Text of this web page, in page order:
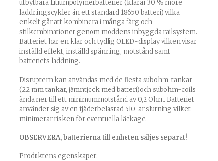
utbytbara Litiumpolymerbatterier (klarar 30 % more
laddningscykler än ett standard 18650 batteri) vilka
enkelt går att kombinera i många färg och
stilkombinationer genom moddens inbyggda railsystem.
Batteriet har en klar och tydlig OLED-display vilken visar
inställd effekt, inställd spänning, motstånd samt
batteriets laddning.
Disruptern kan användas med de flesta subohm-tankar
(22 mm tankar, jämntjock med batteri)och subohm-coils
ända ner till ett minimummotstånd av 0,2 Ohm. Batteriet
använder sig av en fjäderbelastad 510-anslutning vilket
minimerar risken för eventuella läckage.
OBSERVERA, batterierna till enheten säljes separat!
Produktens egenskaper: